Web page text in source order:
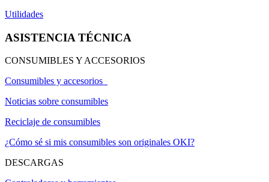
Utilidades
ASISTENCIA TÉCNICA
CONSUMIBLES Y ACCESORIOS
Consumibles y accesorios
Noticias sobre consumibles
Reciclaje de consumibles
¿Cómo sé si mis consumibles son originales OKI?
DESCARGAS